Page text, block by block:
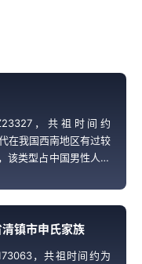
，共祖时间约
在我国西南地区有过较
该类型占中国男性人口
镇市申氏家族
，共祖时间约为